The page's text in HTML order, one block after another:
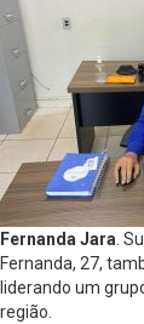
Fernanda Jara .
Fernanda, 27,
liderando um
região.